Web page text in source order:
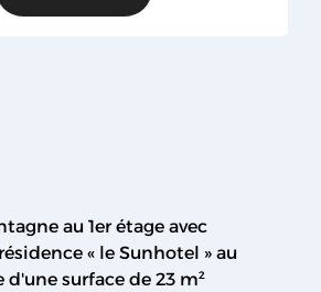
au 1er étage avec
« le Sunhotel » au
surface de 23 m²